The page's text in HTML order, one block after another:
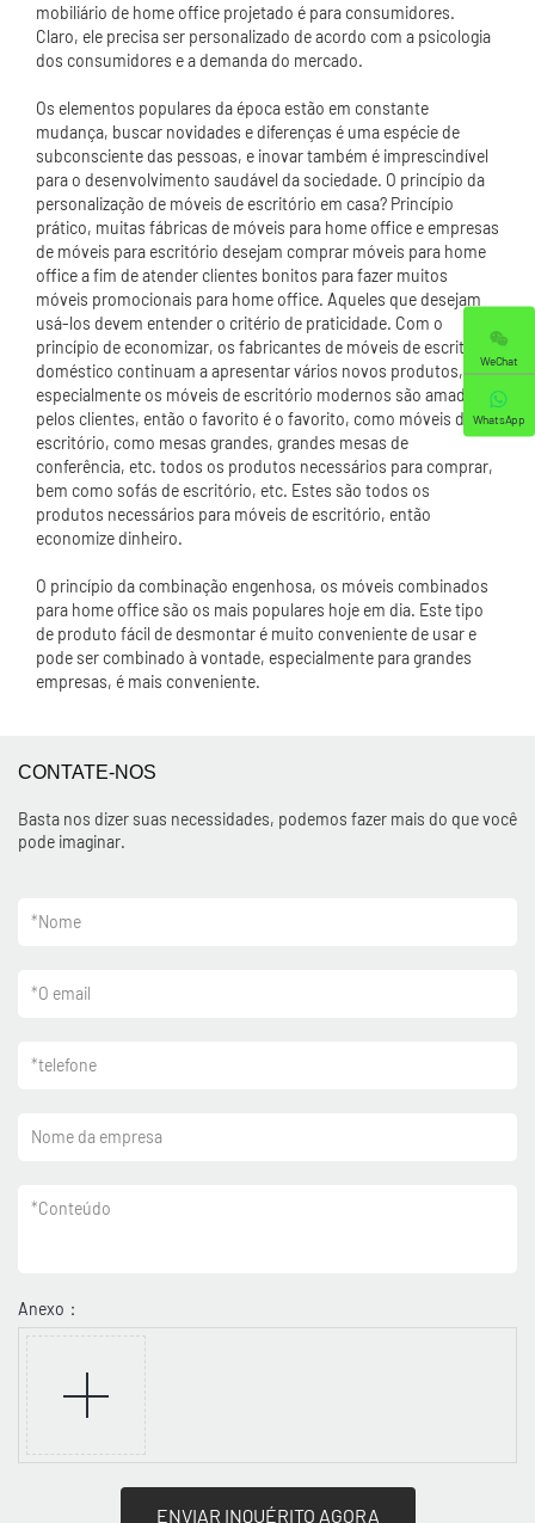
mobiliário de home office projetado é para consumidores.
Claro, ele precisa ser personalizado de acordo com a psicologia
dos consumidores e a demanda do mercado.
Os elementos populares da época estão em constante
mudança, buscar novidades e diferenças é uma espécie de
subconsciente das pessoas, e inovar também é imprescindível
para o desenvolvimento saudável da sociedade. O princípio da
personalização de móveis de escritório em casa? Princípio
prático, muitas fábricas de móveis para home office e empresas
de móveis para escritório desejam comprar móveis para home
office a fim de atender clientes bonitos para fazer muitos
móveis promocionais para home office. Aqueles que desejam
usá-los devem entender o critério de praticidade. Com o
princípio de economizar, os fabricantes de móveis de escritório
doméstico continuam a apresentar vários novos produtos,
especialmente os móveis de escritório modernos são amados
pelos clientes, então o favorito é o favorito, como móveis de
escritório, como mesas grandes, grandes mesas de
conferência, etc. todos os produtos necessários para comprar,
bem como sofás de escritório, etc. Estes são todos os
produtos necessários para móveis de escritório, então
economize dinheiro.
O princípio da combinação engenhosa, os móveis combinados
para home office são os mais populares hoje em dia. Este tipo
de produto fácil de desmontar é muito conveniente de usar e
pode ser combinado à vontade, especialmente para grandes
empresas, é mais conveniente.
CONTATE-NOS
Basta nos dizer suas necessidades, podemos fazer mais do que você
pode imaginar.
*Nome
*O email
*telefone
Nome da empresa
*Conteúdo
Anexo：
ENVIAR INQUÉRITO AGORA
WeChat
WhatsApp